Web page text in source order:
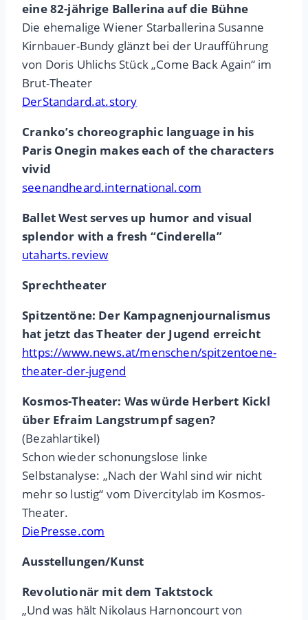
eine 82-jährige Ballerina auf die Bühne
Die ehemalige Wiener Starballerina Susanne
Kirnbauer-Bundy glänzt bei der Uraufführung
von Doris Uhlichs Stück „Come Back Again“ im
Brut-Theater
DerStandard.at.story
Cranko’s choreographic language in his
Paris Onegin makes each of the characters
vivid
seenandheard.international.com
Ballet West serves up humor and visual
splendor with a fresh “Cinderella”
utaharts.review
Sprechtheater
Spitzentöne: Der Kampagnenjournalismus
hat jetzt das Theater der Jugend erreicht
https://www.news.at/menschen/spitzentoene-
theater-der-jugend
Kosmos-Theater: Was würde Herbert Kickl
über Efraim Langstrumpf sagen?
(Bezahlartikel)
Schon wieder schonungslose linke
Selbstanalyse: „Nach der Wahl sind wir nicht
mehr so lustig“ vom Divercitylab im Kosmos-
Theater.
DiePresse.com
Ausstellungen/Kunst
Revolutionär mit dem Taktstock
„Und was hält Nikolaus Harnoncourt von